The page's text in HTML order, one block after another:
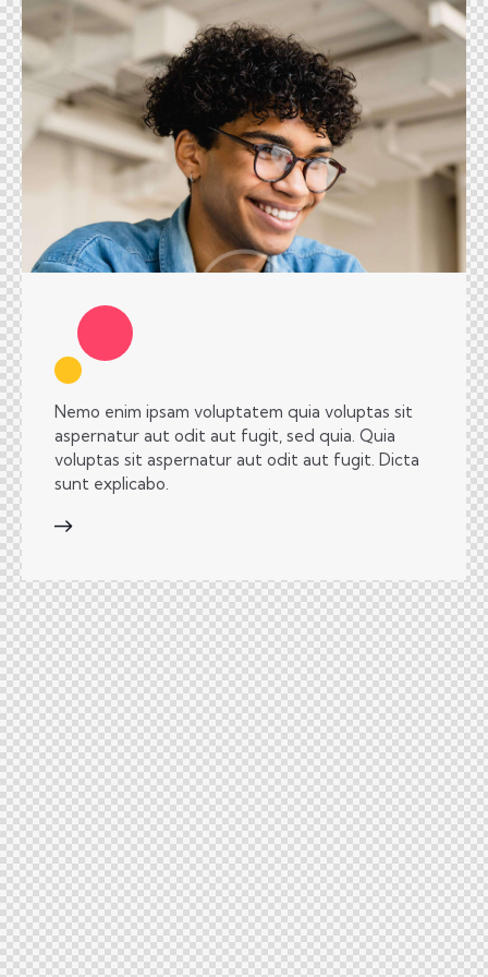
Nemo enim ipsam voluptatem quia voluptas sit
aspernatur aut odit aut fugit, sed quia. Quia
voluptas sit aspernatur aut odit aut fugit. Dicta
sunt explicabo.